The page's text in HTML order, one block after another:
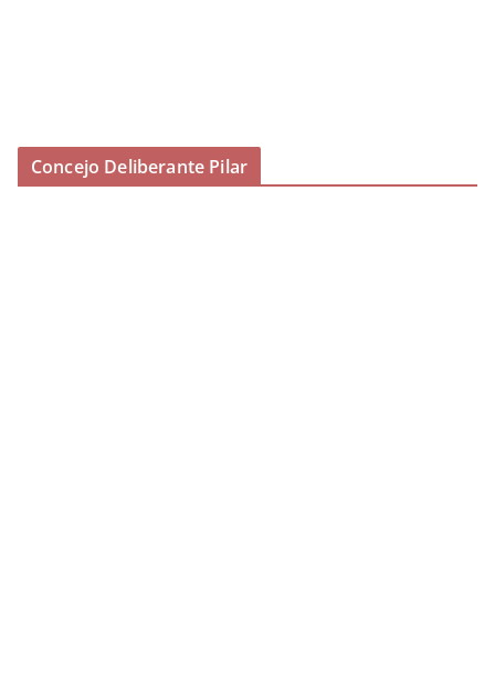
Concejo Deliberante Pilar